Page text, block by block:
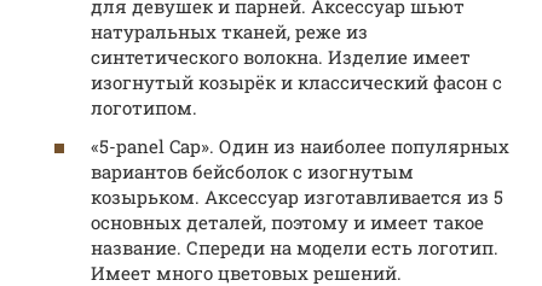
для девушек и парней. Аксессуар шьют
натуральных тканей, реже из
синтетического волокна. Изделие имеет
изогнутый козырёк и классический фасон с
логотипом.
«5-panel Cap». Один из наиболее популярных
вариантов бейсболок с изогнутым
козырьком. Аксессуар изготавливается из 5
основных деталей, поэтому и имеет такое
название. Спереди на модели есть логотип.
Имеет много цветовых решений.